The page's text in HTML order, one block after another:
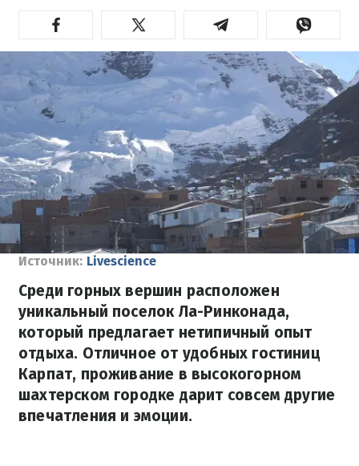
Источник: Livescience
Среди горных вершин расположен
уникальный поселок Ла-Ринконада,
который предлагает нетипичный опыт
отдыха. Отличное от удобных гостиниц
Карпат, проживание в высокогорном
шахтерском городке дарит совсем другие
впечатления и эмоции.